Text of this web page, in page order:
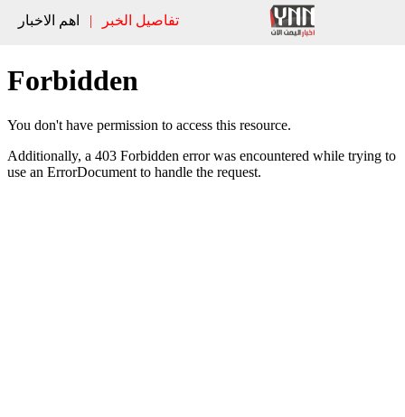
تفاصيل الخبر | اهم الاخبار